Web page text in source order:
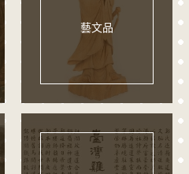
藝文品